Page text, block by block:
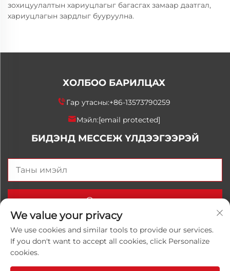
зохицуулалтын хариуцлагыг багасгах замаар даатгал,
хариуцлагын зардлыг бууруулна.
ХОЛБОО БАРИЛЦАХ
Гар утасны:+86-13573790259
Мэйл:[email protected]
БИДЭНД МЕССЕЖ ҮЛДЭЭГЭЭРЭЙ
Одоо илгээх
Хуульчийн эрх © 2025 Орос Улаанхангай Луванхонг
We value your privacy
We use cookies and similar tools to provide our services.
If you don't want to accept all cookies, click Personalize
cookies.